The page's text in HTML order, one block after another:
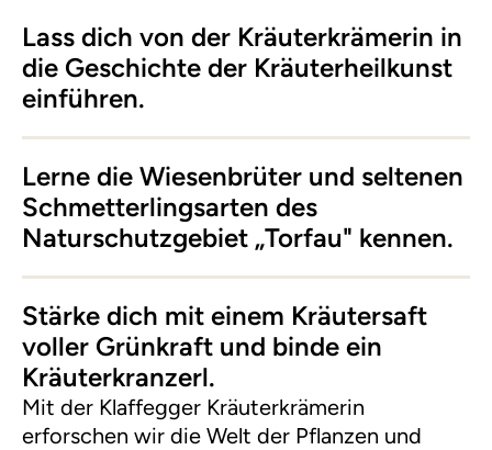
Lass dich von der Kräuterkrämerin in
die Geschichte der Kräuterheilkunst
einführen.
Lerne die Wiesenbrüter und seltenen
Schmetterlingsarten des
Naturschutzgebiet „Torfau" kennen.
Stärke dich mit einem Kräutersaft
voller Grünkraft und binde ein
Kräuterkranzerl.
Mit der Klaffegger Kräuterkrämerin
erforschen wir die Welt der Pflanzen und